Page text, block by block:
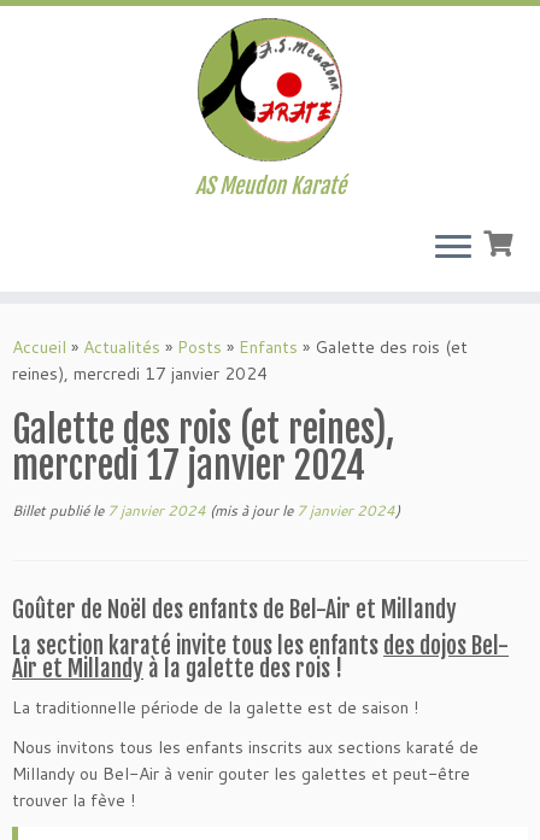
au
contenu
AS Meudon Karaté
Accueil » Actualités » Posts » Enfants » Galette des rois (et
reines), mercredi 17 janvier 2024
Galette des rois (et reines),
mercredi 17 janvier 2024
Billet publié le 7 janvier 2024 (mis à jour le 7 janvier 2024)
Goûter de Noël des enfants de Bel-Air et Millandy
La section karaté invite tous les enfants des dojos Bel-
Air et Millandy à la galette des rois !
La traditionnelle période de la galette est de saison !
Nous invitons tous les enfants inscrits aux sections karaté de
Millandy ou Bel-Air à venir gouter les galettes et peut-être
trouver la fève !